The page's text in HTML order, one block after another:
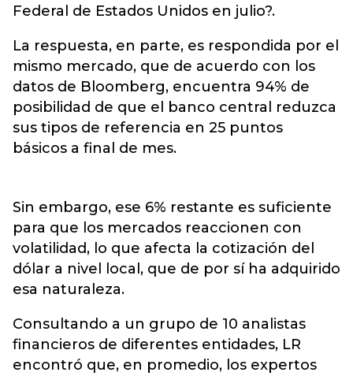
Federal de Estados Unidos en julio?.
La respuesta, en parte, es respondida por el
mismo mercado, que de acuerdo con los
datos de Bloomberg, encuentra 94% de
posibilidad de que el banco central reduzca
sus tipos de referencia en 25 puntos
básicos a final de mes.
Sin embargo, ese 6% restante es suficiente
para que los mercados reaccionen con
volatilidad, lo que afecta la cotización del
dólar a nivel local, que de por sí ha adquirido
esa naturaleza.
Consultando a un grupo de 10 analistas
financieros de diferentes entidades, LR
encontró que, en promedio, los expertos